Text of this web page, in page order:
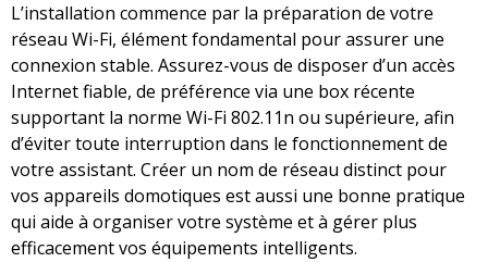
L’installation commence par la préparation de votre
réseau Wi-Fi, élément fondamental pour assurer une
connexion stable. Assurez-vous de disposer d’un accès
Internet fiable, de préférence via une box récente
supportant la norme Wi-Fi 802.11n ou supérieure, afin
d’éviter toute interruption dans le fonctionnement de
votre assistant. Créer un nom de réseau distinct pour
vos appareils domotiques est aussi une bonne pratique
qui aide à organiser votre système et à gérer plus
efficacement vos équipements intelligents.